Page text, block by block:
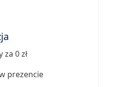
0 zł
prezencie